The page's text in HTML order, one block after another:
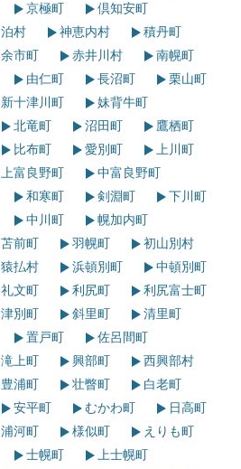
京極町
倶知安町
泊村 神恵内村
積丹町
余市町 赤井川村
南幌町
由仁町 長沼町
栗山町
新十津川町
妹背牛町
北竜町 沼田町
鷹栖町
比布町 愛別町
上川町
上富良野町
中富良野町
和寒町 剣淵町
下川町
中川町
幌加内町
苫前町 羽幌町
初山別村
猿払村 浜頓別町
中頓別町
礼文町 利尻町
利尻富士町
津別町 斜里町
清里町
置戸町
佐呂間町
滝上町 興部町
西興部村
豊浦町 壮瞥町
白老町
安平町 むかわ町
日高町
浦河町 様似町
えりも町
士幌町
上士幌町